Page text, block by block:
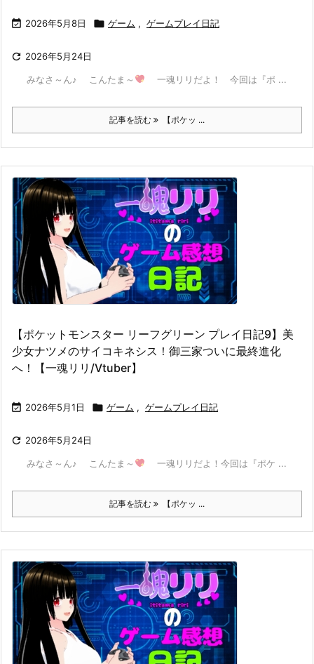
 2026年5月8日  ゲーム , ゲームプレイ日記
 2026年5月24日
みなさ～ん♪ こんたま～ 一魂リリだよ！ 今回は『ポ ...
記事を読む 【ポケッ ...
【ポケットモンスター リーフグリーン プレイ日記9】美
少女ナツメのサイコキネシス！御三家ついに最終進化
へ！【一魂リリ/Vtuber】
 2026年5月1日  ゲーム , ゲームプレイ日記
 2026年5月24日
みなさ～ん♪ こんたま～ 一魂リリだよ！今回は『ポケ ...
記事を読む 【ポケッ ...